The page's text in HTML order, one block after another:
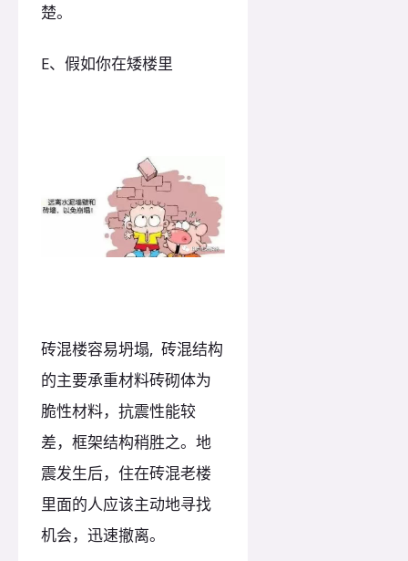
楚。
E、假如你在矮楼里
砖混楼容易坍塌, 砖混结构
的主要承重材料砖砌体为
脆性材料，抗震性能较
差，框架结构稍胜之。地
震发生后，住在砖混老楼
里面的人应该主动地寻找
机会，迅速撤离。